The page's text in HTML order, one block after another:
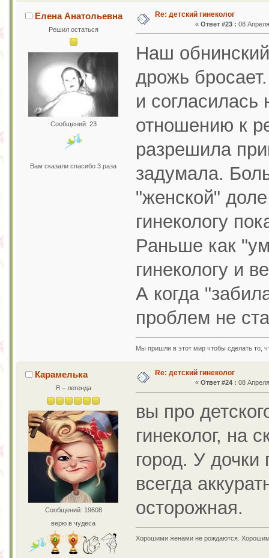
Елена Анатольевна
Решил остаться
Сообщений: 23
Вам сказали спасибо 3 раза
Re: детский гинеколог
«Ответ #23 : 08
Наш
дрожь
и
отношению к
разрешила
задумала.
"женской"
гинекологу
Раньше как
гинекологу и
А когда
проблем не
Мы пришли в этот мир чтобы сделать то,
Карамелька
Я – легенда
Сообщений: 19608
верю в чудеса
Re: детский гинеколог
«Ответ #24 : 08
вы про
гинеколог, на
город. У
всегда
осторожная.
Хорошими женами не рождаются.